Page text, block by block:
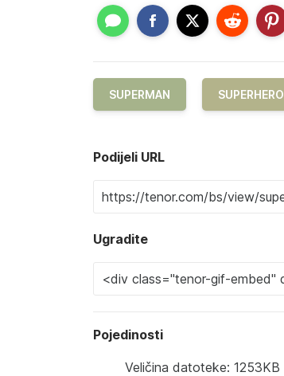
SUPERMAN SUPERHERO
Podijeli URL
Ugradite
Pojedinosti
Veličina datoteke: 1253KB